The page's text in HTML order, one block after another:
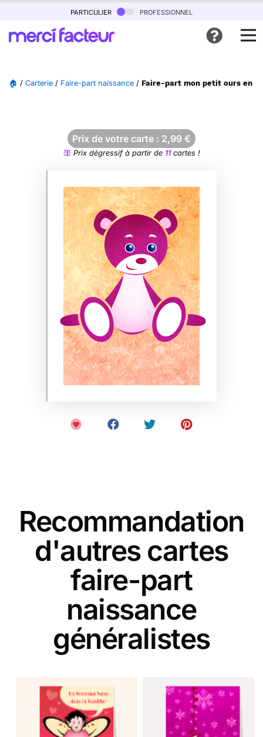
particulier professionnel
🏠 / Carterie / Faire-part naissance / Faire-part mon petit ours en
Prix de votre carte : 2,99 €
Prix dégressif à partir de 11cartes !
Recommandation
d'autres cartes
faire-part
naissance
généralistes